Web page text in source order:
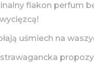
flakon perfum
uśmiech na